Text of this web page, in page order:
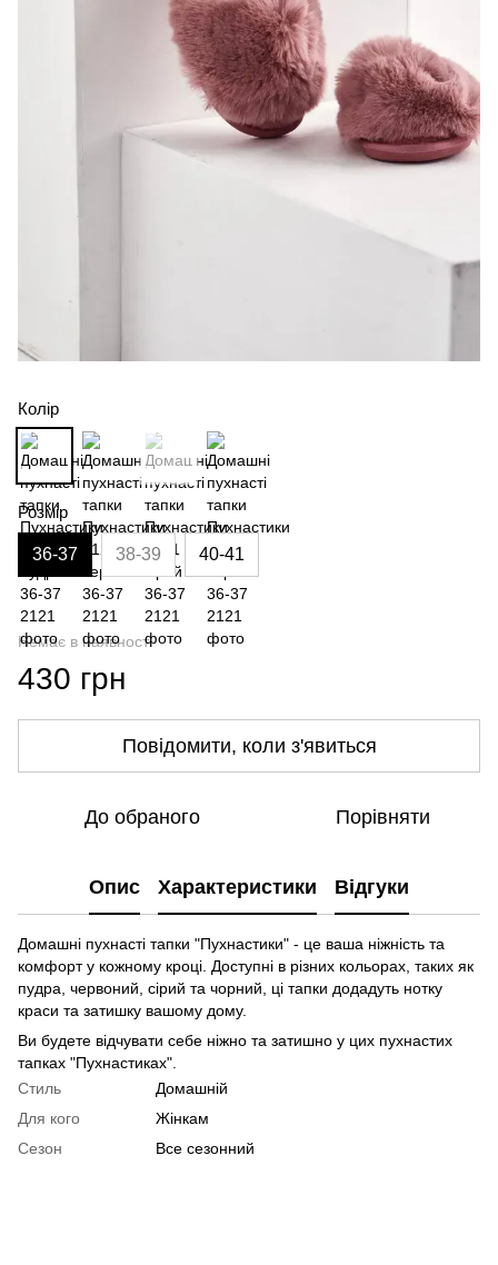
Колір
Розмір
36-37 38-39 40-41
Немає в наявності
430 грн
Повідомити, коли з'явиться
До обраного Порівняти
Опис Характеристики Відгуки
Домашні пухнасті тапки "Пухнастики" - це ваша ніжність та
комфорт у кожному кроці. Доступні в різних кольорах, таких як
пудра, червоний, сірий та чорний, ці тапки додадуть нотку
краси та затишку вашому дому.
Ви будете відчувати себе ніжно та затишно у цих пухнастих
тапках "Пухнастиках".
Стиль
Домашній
Для кого
Жінкам
Сезон
Все сезонний